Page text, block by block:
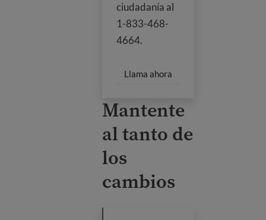
ciudadanía al
1-833-468-
4664.
Llama ahora
Mantente
al tanto de
los
cambios